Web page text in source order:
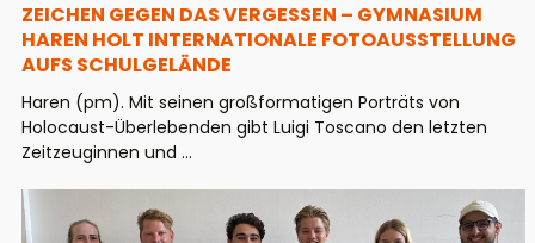
ZEICHEN GEGEN DAS VERGESSEN – GYMNASIUM
HAREN HOLT INTERNATIONALE FOTOAUSSTELLUNG
AUFS SCHULGELÄNDE
Haren (pm). Mit seinen großformatigen Porträts von
Holocaust-Überlebenden gibt Luigi Toscano den letzten
Zeitzeuginnen und ...